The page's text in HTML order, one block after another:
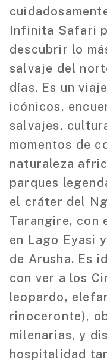
Infinita Safari
descubrir lo
salvaje del
días. Es un
icónicos,
salvajes,
momentos de
naturaleza
parques
el cráter del
Tarangire, con
en Lago Eyasi
de Arusha. Es
con ver a los
leopardo,
rinoceronte),
milenarias, y
hospitalidad